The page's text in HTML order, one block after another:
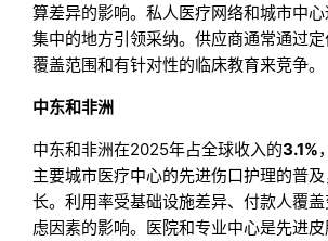
算差异的影响。私人医疗网络和城市中
集中的地方引领采纳。供应商通常通过
覆盖范围和有针对性的临床教育来竞争。
中东和非洲
中东和非洲在2025年占全球收入的3.1%
主要城市医疗中心的先进伤口护理的普
长。利用率受基础设施差异、付款人覆
虑因素的影响。医院和专业中心是先进